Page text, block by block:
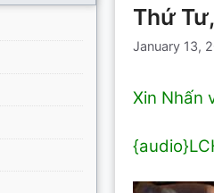
Thứ
January 13,
Xin Nhấn